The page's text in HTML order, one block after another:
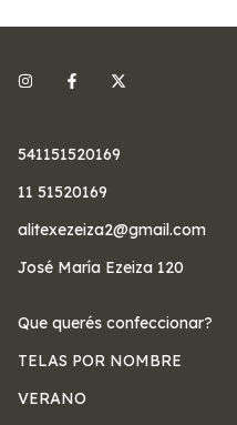
541151520169
11 51520169
alitexezeiza2@gmail.com
José María Ezeiza 120
Que querés confeccionar?
TELAS POR NOMBRE
VERANO